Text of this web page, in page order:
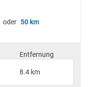
oder 50 km
Entfernung
8.4 km